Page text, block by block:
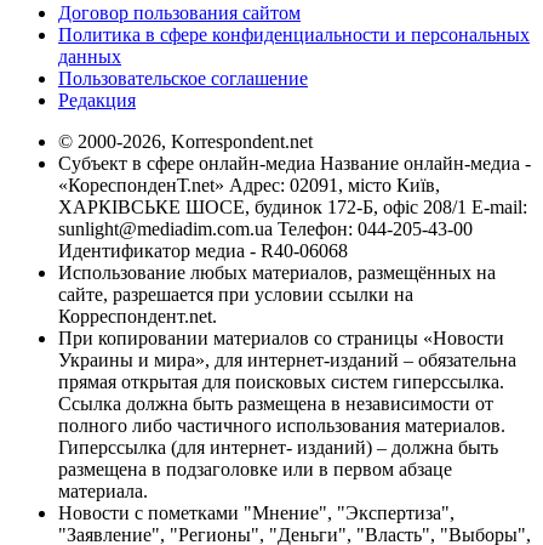
Договор пользования сайтом
Политика в сфере конфиденциальности и персональных
данных
Пользовательское соглашение
Редакция
© 2000-2026, Korrespondent.net
Субъект в сфере онлайн-медиа Название онлайн-медиа -
«КореспонденТ.net» Адрес: 02091, місто Київ,
ХАРКІВСЬКЕ ШОСЕ, будинок 172-Б, офіс 208/1 E-mail:
sunlight@mediadim.com.ua Телефон: 044-205-43-00
Идентификатор медиа - R40-06068
Использование любых материалов, размещённых на
сайте, разрешается при условии ссылки на
Корреспондент.net.
При копировании материалов со страницы «Новости
Украины и мира», для интернет-изданий – обязательна
прямая открытая для поисковых систем гиперссылка.
Ссылка должна быть размещена в независимости от
полного либо частичного использования материалов.
Гиперссылка (для интернет- изданий) – должна быть
размещена в подзаголовке или в первом абзаце
материала.
Новости с пометками "Мнение", "Экспертиза",
"Заявление", "Регионы", "Деньги", "Власть", "Выборы",